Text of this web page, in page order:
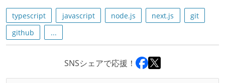
typescript javascript node.js next.js
git
github
...
SNSシェアで応援！